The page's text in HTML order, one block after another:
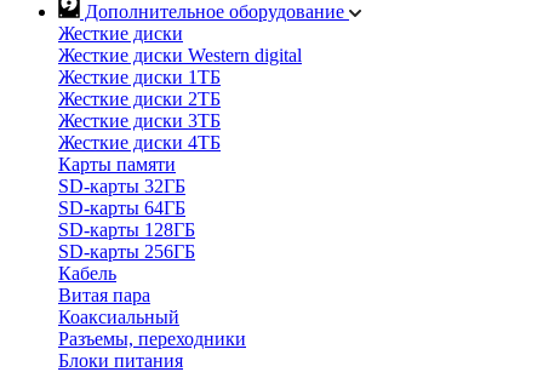
Дополнительное оборудование
Жесткие диски
Жесткие диски Western digital
Жесткие диски 1ТБ
Жесткие диски 2ТБ
Жесткие диски 3ТБ
Жесткие диски 4ТБ
Карты памяти
SD-карты 32ГБ
SD-карты 64ГБ
SD-карты 128ГБ
SD-карты 256ГБ
Кабель
Витая пара
Коаксиальный
Разъемы, переходники
Блоки питания